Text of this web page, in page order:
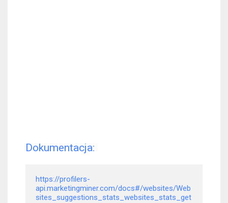
Dokumentacja:
https://profilers-
api.marketingminer.com/docs#/websites/Web
sites_suggestions_stats_websites_stats_get